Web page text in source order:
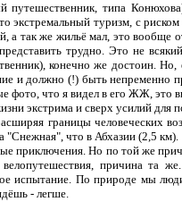
типа
экстремальный туризм, с
а так же жильё мал, это вообще
трудно. Это не
конечно же достоин.
и должно (!) быть непременно
фото, что я видел в его ЖЖ, это
экстрима и сверх усилий для
границы человеческих
"Снежная", что в Абхазии (2,5 км).
приключения. Но по той же
причина та
испытание. По природе мы
- легше.